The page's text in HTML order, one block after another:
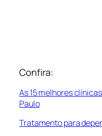
Confira:
As 15 melhores
Paulo
Tratamento para